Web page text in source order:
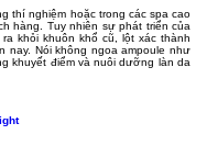
thí nghiệm hoặc trong các spa cao
hàng. Tuy nhiên sự phát triển của
khỏi khuôn khổ cũ, lột xác thành
nay. Nói không ngoa ampoule như
khuyết điểm và nuôi dưỡng làn da